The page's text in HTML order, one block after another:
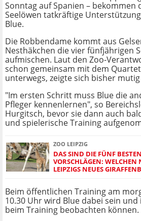
Sonntag auf Spanien – bekommen
Seelöwen tatkräftige
Blue.
Die Robbendame kommt aus
Nesthäkchen die vier fünfjährigen
aufmischen. Laut den Zoo-
schon gemeinsam mit dem
unterwegs, zeigte sich bisher
"Im ersten Schritt muss Blue die
Pfleger kennenlernen", so
Hurgitsch, bevor sie dann auch
und spielerische Training
ZOO LEIPZIG
DAS SIND DIE FÜNF
VORSCHLÄGEN:
LEIPZIGS NEUES
Beim öffentlichen Training am
10.30 Uhr wird Blue dabei sein
beim Training beobachten können.